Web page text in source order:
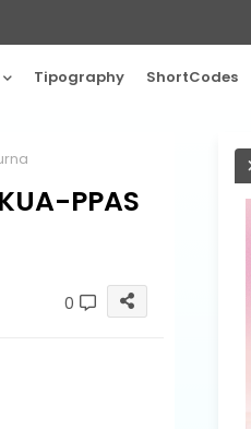
Tipography ShortCodes
PPAS
0